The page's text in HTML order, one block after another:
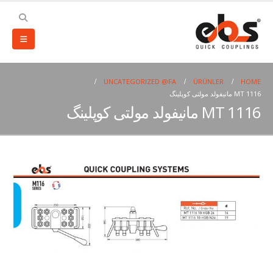
HOME
ÜRÜNLER
UNCATEGORIZED @FA
MT 1116 مانیفولد مولتی کوپلینگ
MT 1116 مانیفولد مولتی کوپلینگ